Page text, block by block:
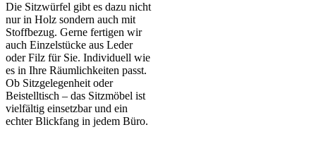
Die Sitzwürfel gibt es dazu nicht
nur in Holz sondern auch mit
Stoffbezug. Gerne fertigen wir
auch Einzelstücke aus Leder
oder Filz für Sie. Individuell wie
es in Ihre Räumlichkeiten passt.
Ob Sitzgelegenheit oder
Beistelltisch – das Sitzmöbel ist
vielfältig einsetzbar und ein
echter Blickfang in jedem Büro.